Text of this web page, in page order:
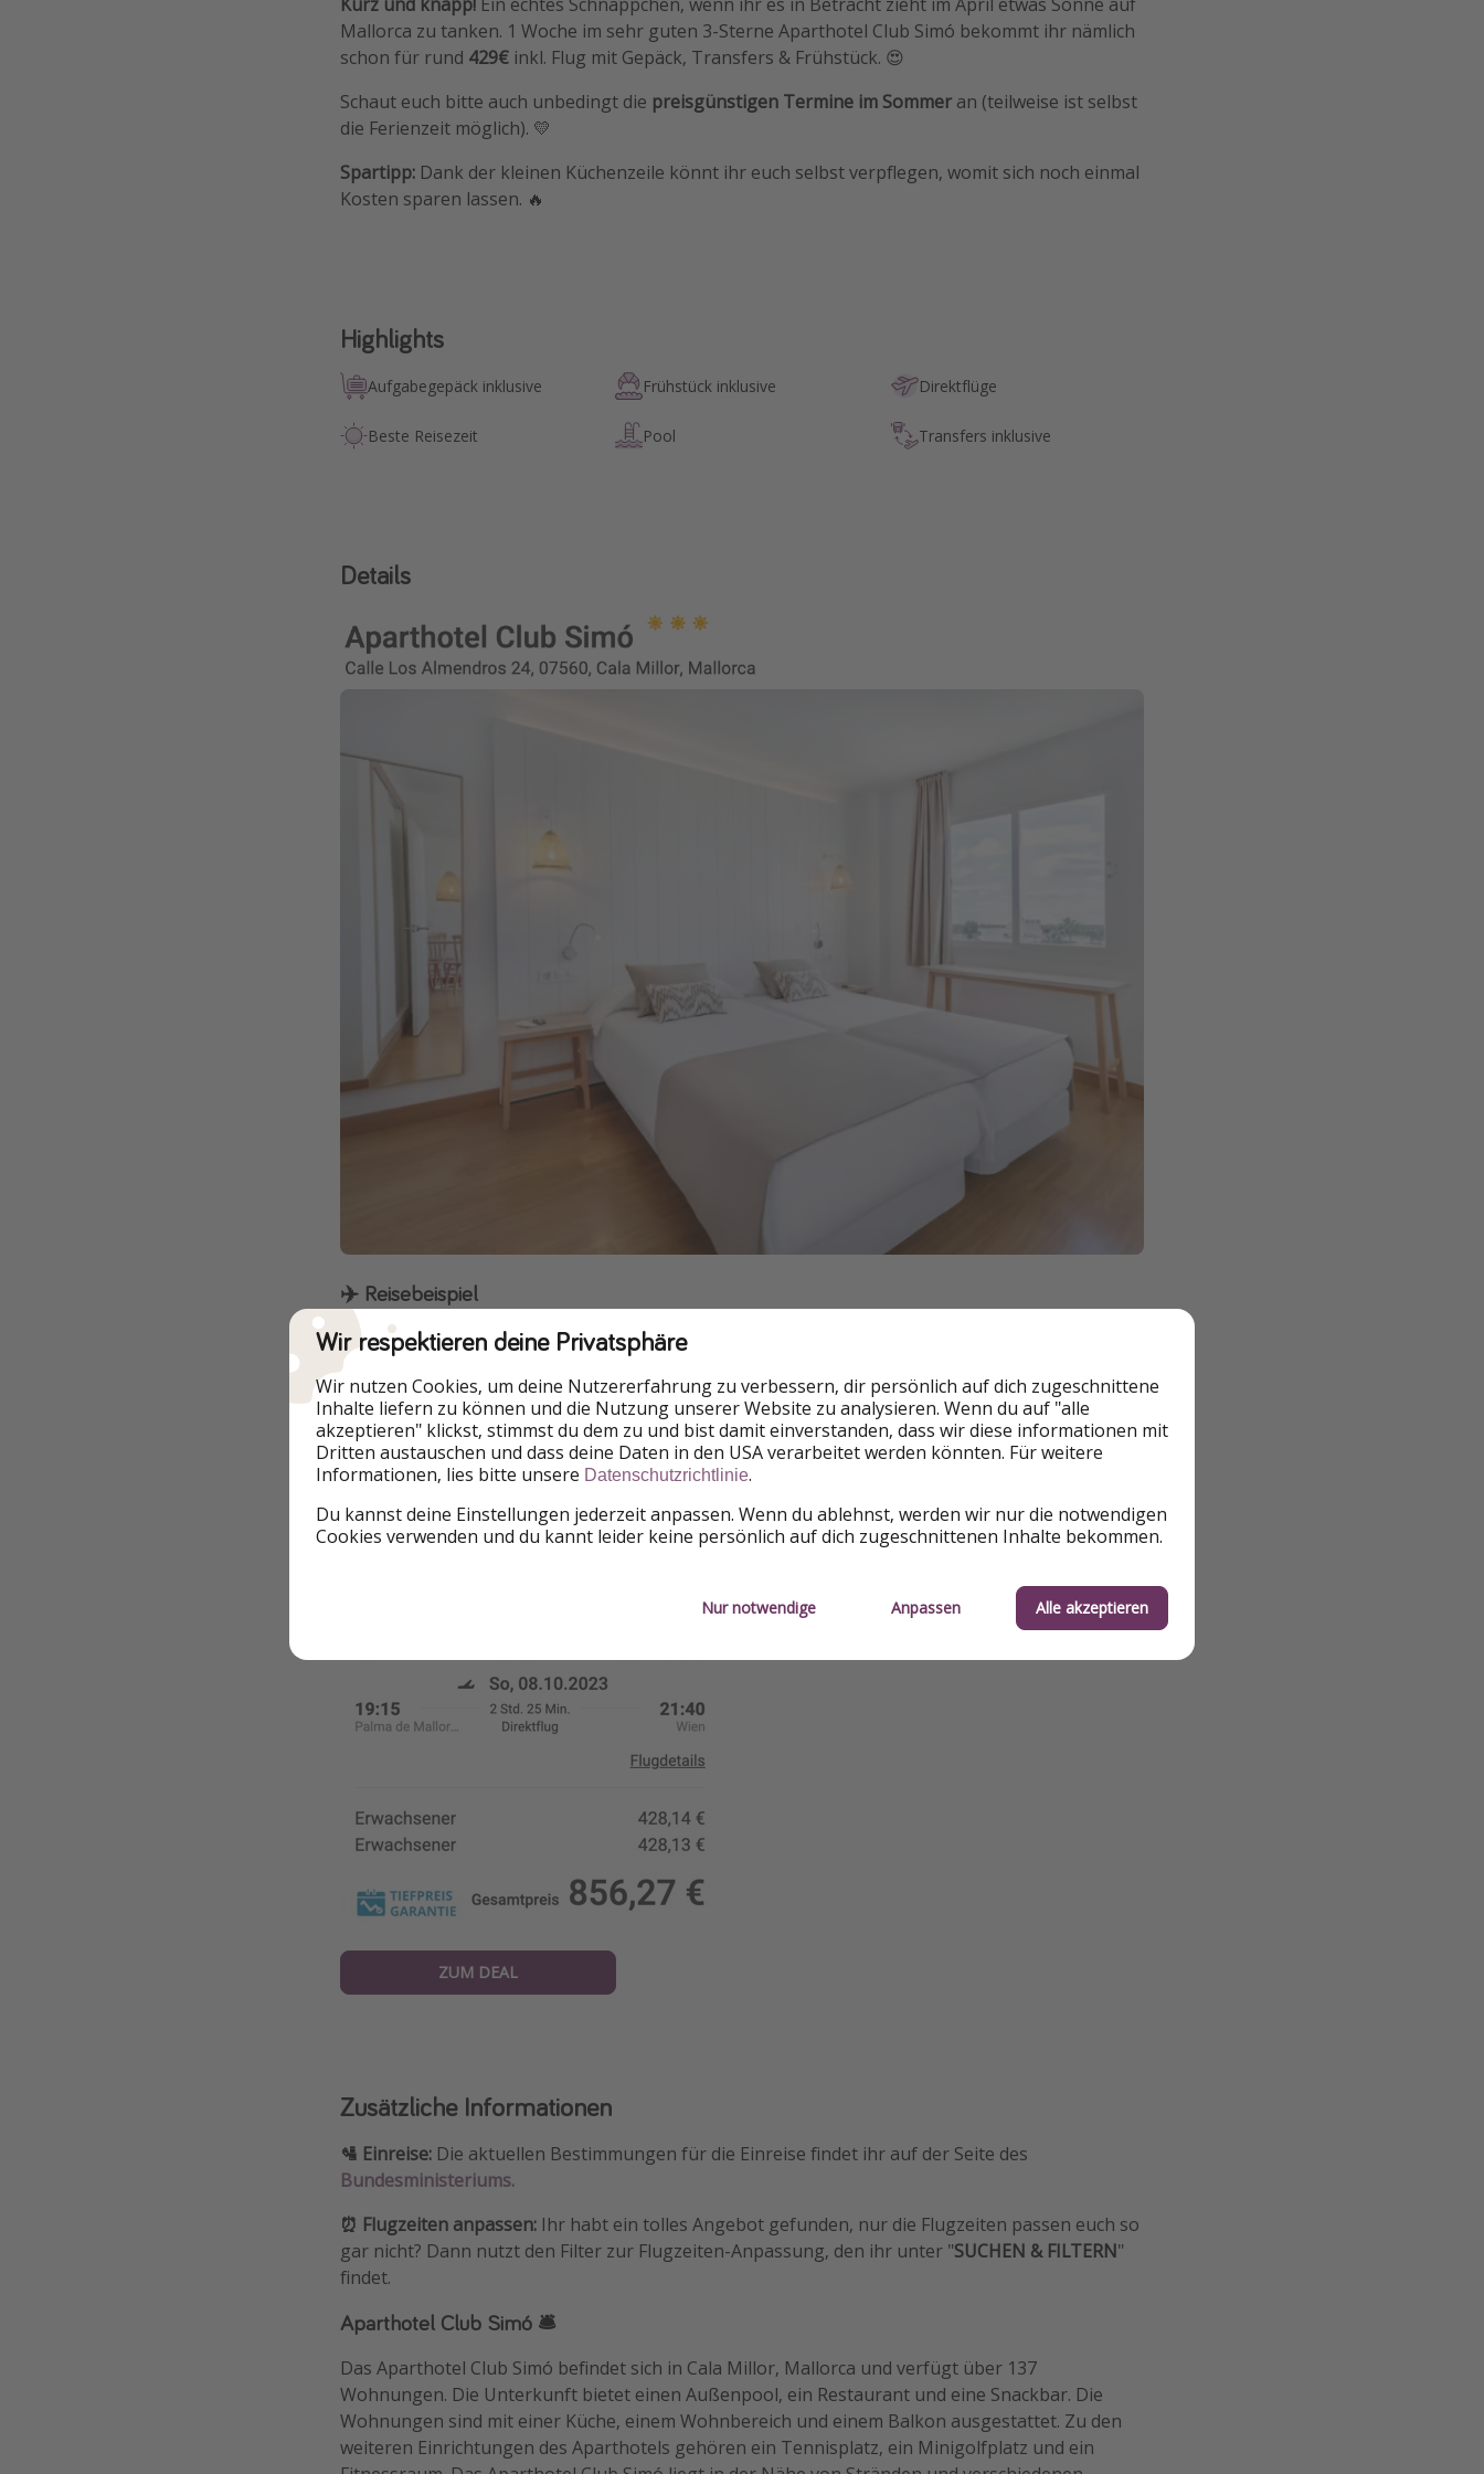
Mallorca zu tanken. 1 Woche im sehr guten 3-Sterne Aparthotel Club Simó bekommt ihr nämlich
schon für rund 429€ inkl. Flug mit Gepäck, Transfers & Frühstück. 😍
Schaut euch bitte auch unbedingt die preisgünstigen Termine im Sommer an (teilweise ist selbst
die Ferienzeit möglich). 💛
Spartipp: Dank der kleinen Küchenzeile könnt ihr euch selbst verpflegen, womit sich noch einmal
Kosten sparen lassen. 🔥
Highlights
Aufgabegepäck inklusive Frühstück inklusive Direktflüge
Beste Reisezeit Pool Transfers inklusive
Details
✈️ Reisebeispiel
ZUM DEAL
Zusätzliche Informationen
🛂 Einreise: Die aktuellen Bestimmungen für die Einreise findet ihr auf der Seite des
Bundesministeriums.
⏰ Flugzeiten anpassen: Ihr habt ein tolles Angebot gefunden, nur die Flugzeiten passen euch so
gar nicht? Dann nutzt den Filter zur Flugzeiten-Anpassung, den ihr unter "SUCHEN & FILTERN"
findet.
Aparthotel Club Simó 🛎️
Das Aparthotel Club Simó befindet sich in Cala Millor, Mallorca und verfügt über 137
Wohnungen. Die Unterkunft bietet einen Außenpool, ein Restaurant und eine Snackbar. Die
Wohnungen sind mit einer Küche, einem Wohnbereich und einem Balkon ausgestattet. Zu den
weiteren Einrichtungen des Aparthotels gehören ein Tennisplatz, ein Minigolfplatz und ein
Wir respektieren deine Privatsphäre
Wir nutzen Cookies, um deine Nutzererfahrung zu verbessern, dir persönlich auf dich zugeschnittene
Inhalte liefern zu können und die Nutzung unserer Website zu analysieren. Wenn du auf "alle
akzeptieren" klickst, stimmst du dem zu und bist damit einverstanden, dass wir diese informationen mit
Dritten austauschen und dass deine Daten in den USA verarbeitet werden könnten. Für weitere
Informationen, lies bitte unsere Datenschutzrichtlinie.
Du kannst deine Einstellungen jederzeit anpassen. Wenn du ablehnst, werden wir nur die notwendigen
Cookies verwenden und du kannt leider keine persönlich auf dich zugeschnittenen Inhalte bekommen.
Nur notwendige Anpassen Alle akzeptieren